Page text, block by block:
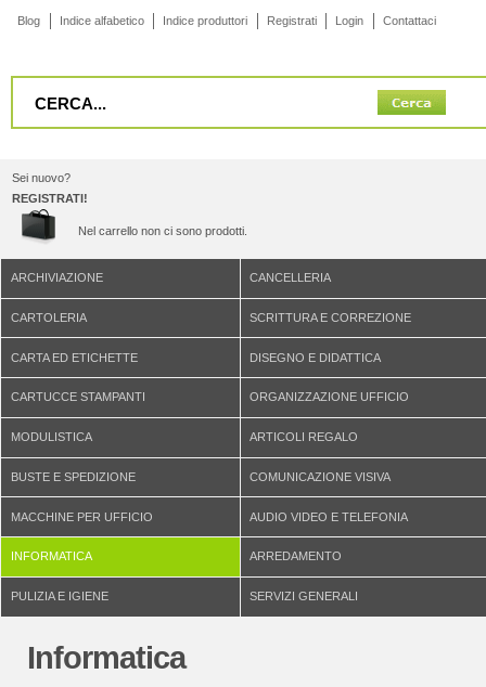
Blog Indice alfabetico Indice produttori Registrati Login Contattaci
Sei nuovo?
REGISTRATI!
Nel carrello non ci sono prodotti.
ARCHIVIAZIONE CANCELLERIA
CARTOLERIA SCRITTURA E CORREZIONE
CARTA ED ETICHETTE DISEGNO E DIDATTICA
CARTUCCE STAMPANTI ORGANIZZAZIONE UFFICIO
MODULISTICA ARTICOLI REGALO
BUSTE E SPEDIZIONE COMUNICAZIONE VISIVA
MACCHINE PER UFFICIO AUDIO VIDEO E TELEFONIA
INFORMATICA ARREDAMENTO
PULIZIA E IGIENE SERVIZI GENERALI
Informatica